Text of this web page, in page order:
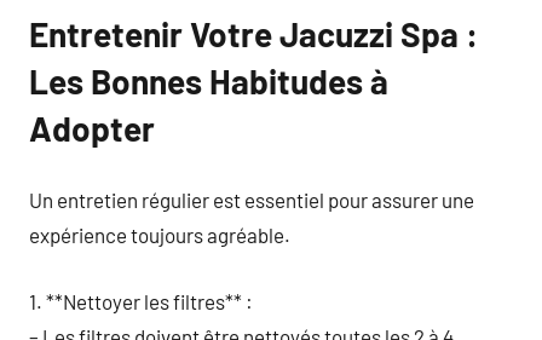
Entretenir Votre Jacuzzi Spa :
Les Bonnes Habitudes à
Adopter
Un entretien régulier est essentiel pour assurer une
expérience toujours agréable.
1. **Nettoyer les filtres** :